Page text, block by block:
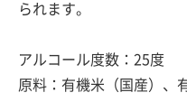
られます。
アルコール度数：25度
原料：有機米（国産）、